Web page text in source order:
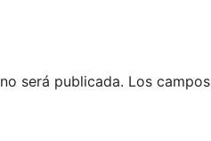
será publicada. Los